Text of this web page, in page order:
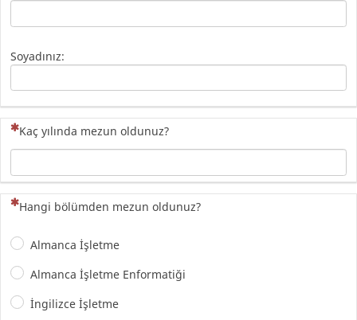
Soyadınız:
(Bu sorunun yanıtlanması zorunludur)
Kaç yılında mezun oldunuz?
(Bu sorunun yanıtlanması zorunludur)
Hangi bölümden mezun oldunuz?
Almanca İşletme
Almanca İşletme Enformatiği
İngilizce İşletme